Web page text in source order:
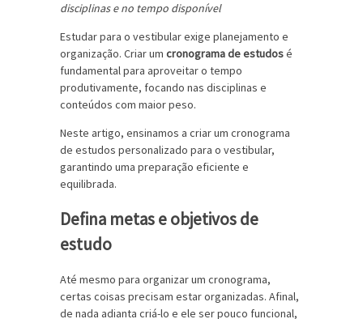
disciplinas e no tempo disponível
Estudar para o vestibular exige planejamento e
organização. Criar um cronograma de estudosé
fundamental para aproveitar o tempo
produtivamente, focando nas disciplinas e
conteúdos com maior peso.
Neste artigo, ensinamos a criar um cronograma
de estudos personalizado para o vestibular,
garantindo uma preparação eficiente e
equilibrada.
Defina metas e objetivos de
estudo
Até mesmo para organizar um cronograma,
certas coisas precisam estar organizadas. Afinal,
de nada adianta criá-lo e ele ser pouco funcional,